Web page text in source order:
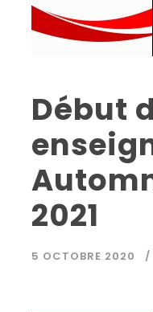
Début
2021
5 OCTOBRE 2020